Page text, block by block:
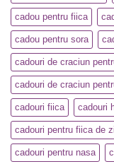
cadou pentru fiica
cadou pentru sora
cadouri de craciun
cadouri de craciun
cadouri fiica cadouri
cadouri pentru fiica de
cadouri pentru nasa